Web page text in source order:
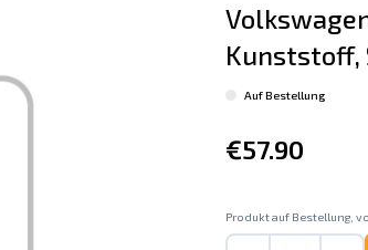
Kunststoff,
Auf Bestellung
€57.90
Produkt auf Bestellung,